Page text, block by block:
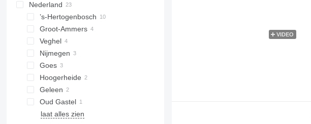
Nederland
’s-Hertogenbosch
Groot-Ammers
Veghel
Nijmegen
Goes
Hoogerheide
Geleen
Oud Gastel
laat alles zien
VIDEO